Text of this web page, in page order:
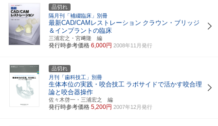
品切れ
隔月刊「補綴臨床」別冊
最新CAD/CAMレストレーション クラウン・ブリッジ
＆インプラントの臨床
三浦宏之・宮﨑隆 編
発行時参考価格 6,000円 2008年11月発行
品切れ
月刊「歯科技工」別冊
生体本位の実践・咬合技工 ラボサイドで活かす咬合理
論と咬合器操作
佐々木啓一・三浦宏之 編
発行時参考価格 5,200円 2007年12月発行